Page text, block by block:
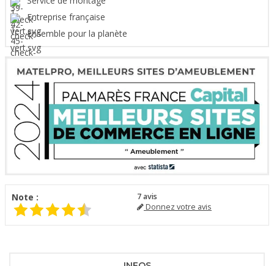
Entreprise française
Ensemble pour la planète
Note : 7avis
Donnez votre avis